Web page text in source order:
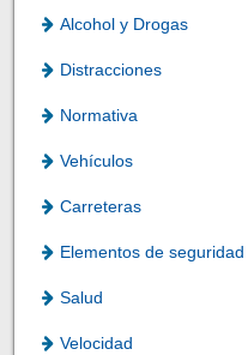
Alcohol y Drogas
Distracciones
Normativa
Vehículos
Carreteras
Elementos de seguridad
Salud
Velocidad